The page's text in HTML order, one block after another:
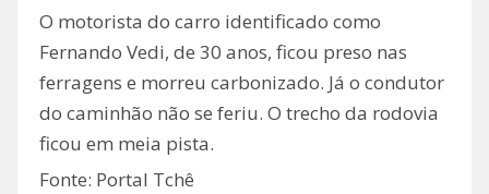
O motorista do carro identificado como
Fernando Vedi, de 30 anos, ficou preso nas
ferragens e morreu carbonizado. Já o condutor
do caminhão não se feriu. O trecho da rodovia
ficou em meia pista.
Fonte: Portal Tchê